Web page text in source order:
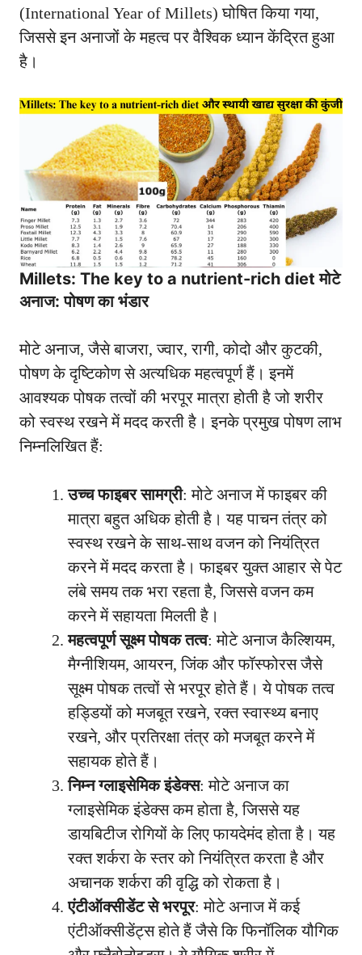
(International Year of Millets) घोषित किया गया,
जिससे इन अनाजों के महत्व पर वैश्विक ध्यान केंद्रित हुआ
है।
Millets: The key to a nutrient-rich diet मोटे
अनाज: पोषण का भंडार
मोटे अनाज, जैसे बाजरा, ज्वार, रागी, कोदो और कुटकी,
पोषण के दृष्टिकोण से अत्यधिक महत्वपूर्ण हैं। इनमें
आवश्यक पोषक तत्वों की भरपूर मात्रा होती है जो शरीर
को स्वस्थ रखने में मदद करती है। इनके प्रमुख पोषण लाभ
निम्नलिखित हैं:
उच्च फाइबर सामग्री: मोटे अनाज में फाइबर की
मात्रा बहुत अधिक होती है। यह पाचन तंत्र को
स्वस्थ रखने के साथ-साथ वजन को नियंत्रित
करने में मदद करता है। फाइबर युक्त आहार से पेट
लंबे समय तक भरा रहता है, जिससे वजन कम
करने में सहायता मिलती है।
महत्वपूर्ण सूक्ष्म पोषक तत्व: मोटे अनाज कैल्शियम,
मैग्नीशियम, आयरन, जिंक और फॉस्फोरस जैसे
सूक्ष्म पोषक तत्वों से भरपूर होते हैं। ये पोषक तत्व
हड्डियों को मजबूत रखने, रक्त स्वास्थ्य बनाए
रखने, और प्रतिरक्षा तंत्र को मजबूत करने में
सहायक होते हैं।
निम्न ग्लाइसेमिक इंडेक्स: मोटे अनाज का
ग्लाइसेमिक इंडेक्स कम होता है, जिससे यह
डायबिटीज रोगियों के लिए फायदेमंद होता है। यह
रक्त शर्करा के स्तर को नियंत्रित करता है और
अचानक शर्करा की वृद्धि को रोकता है।
एंटीऑक्सीडेंट से भरपूर: मोटे अनाज में कई
एंटीऑक्सीडेंट्स होते हैं जैसे कि फिनॉलिक यौगिक